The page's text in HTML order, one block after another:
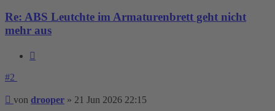
Re: ABS Leutchte im Armaturenbrett geht nicht
mehr aus
#2
Beitrag
von drooper » 21 Jun 2026 22:15